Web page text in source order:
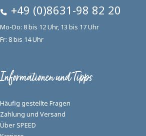
+49 (0)8631-98 82 20
Mo-Do: 8 bis 12 Uhr, 13 bis 17 Uhr
Fr: 8 bis 14 Uhr
Informationen und Tipps
Häufig gestellte Fragen
Zahlung und Versand
Über SPEED